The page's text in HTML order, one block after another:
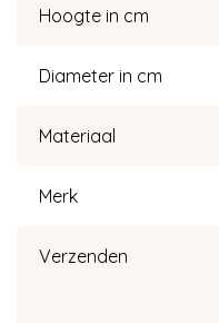
Hoogte in cm
Diameter in cm
Materiaal
Merk
Verzenden